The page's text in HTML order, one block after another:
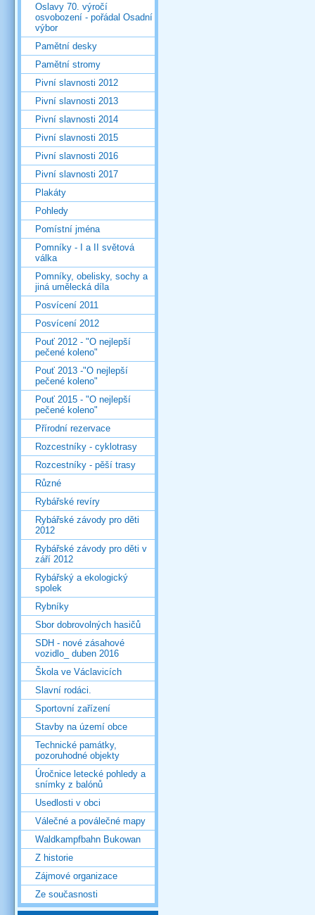
Oslavy 70. výročí
osvobození - pořádal Osadní
výbor
Pamětní desky
Pamětní stromy
Pivní slavnosti 2012
Pivní slavnosti 2013
Pivní slavnosti 2014
Pivní slavnosti 2015
Pivní slavnosti 2016
Pivní slavnosti 2017
Plakáty
Pohledy
Pomístní jména
Pomníky - I a II světová
válka
Pomníky, obelisky, sochy a
jiná umělecká díla
Posvícení 2011
Posvícení 2012
Pouť 2012 - "O nejlepší
pečené koleno"
Pouť 2013 -"O nejlepší
pečené koleno"
Pouť 2015 - "O nejlepší
pečené koleno"
Přírodní rezervace
Rozcestníky - cyklotrasy
Rozcestníky - pěší trasy
Různé
Rybářské revíry
Rybářské závody pro děti
2012
Rybářské závody pro děti v
září 2012
Rybářský a ekologický
spolek
Rybníky
Sbor dobrovolných hasičů
SDH - nové zásahové
vozidlo_ duben 2016
Škola ve Václavicích
Slavní rodáci.
Sportovní zařízení
Stavby na území obce
Technické památky,
pozoruhodné objekty
Úročnice letecké pohledy a
snímky z balónů
Usedlosti v obci
Válečné a poválečné mapy
Waldkampfbahn Bukowan
Z historie
Zájmové organizace
Ze současnosti